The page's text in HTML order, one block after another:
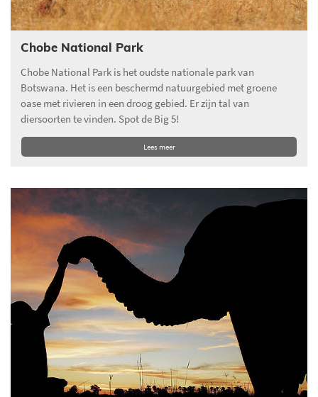
Chobe National Park
Chobe National Park is het oudste nationale park van
Botswana. Het is een beschermd natuurgebied met groene
oase met rivieren in een droog gebied. Er zijn tal van
diersoorten te vinden. Spot de Big 5!
Lees meer